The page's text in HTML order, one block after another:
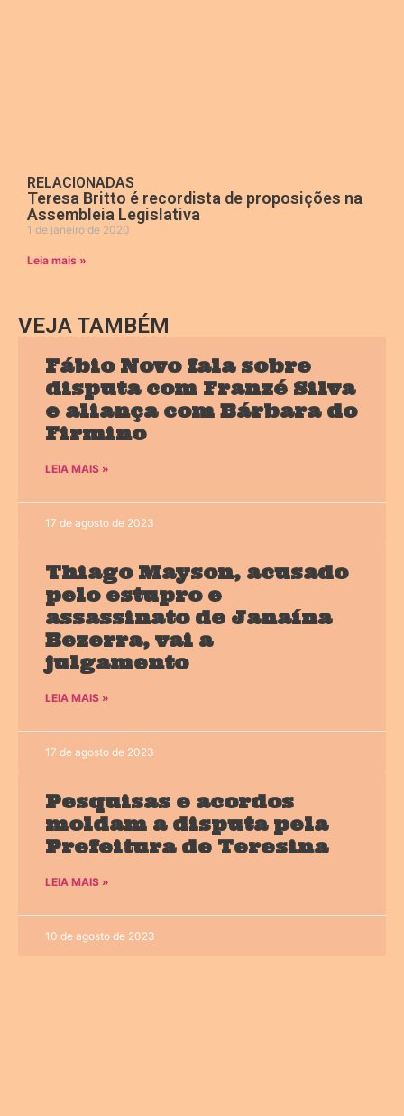
RELACIONADAS
Teresa Britto é recordista de proposições na
Assembleia Legislativa
1 de janeiro de 2020
Leia mais »
VEJA TAMBÉM
Fábio Novo fala sobre
disputa com Franzé Silva
e aliança com Bárbara do
Firmino
LEIA MAIS »
17 de agosto de 2023
Thiago Mayson, acusado
pelo estupro e
assassinato de Janaína
Bezerra, vai a
julgamento
LEIA MAIS »
17 de agosto de 2023
Pesquisas e acordos
moldam a disputa pela
Prefeitura de Teresina
LEIA MAIS »
10 de agosto de 2023